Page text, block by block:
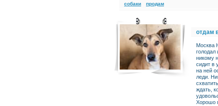
cобаки продам
отдам
Москва
голодал
никому
сидит в
на ней
леди.
ждать,
Хорошо